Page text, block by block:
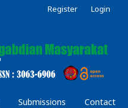
Submissions Contact
Register Login